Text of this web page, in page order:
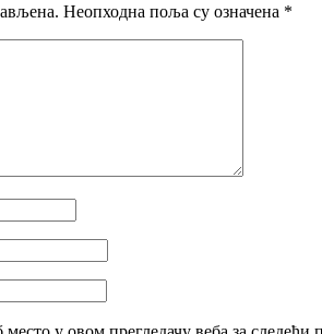
Неопходна поља су означена *